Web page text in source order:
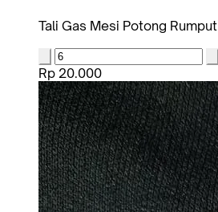
Tali Gas Mesi Potong Rumput
Rp 20.000